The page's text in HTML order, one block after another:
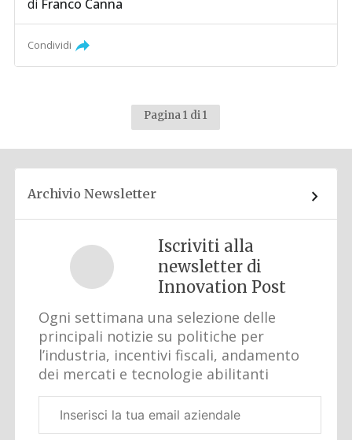
di Franco Canna
Condividi
Pagina 1 di 1
Archivio Newsletter
Iscriviti alla
newsletter di
Innovation Post
Ogni settimana una selezione delle
principali notizie su politiche per
l’industria, incentivi fiscali, andamento
dei mercati e tecnologie abilitanti
aziendale